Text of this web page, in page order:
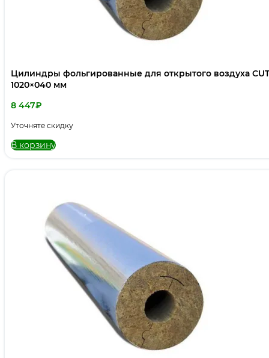
Цилиндры фольгированные для открытого воздуха
1020×040 мм
8 447₽
Уточняте скидку
В корзину